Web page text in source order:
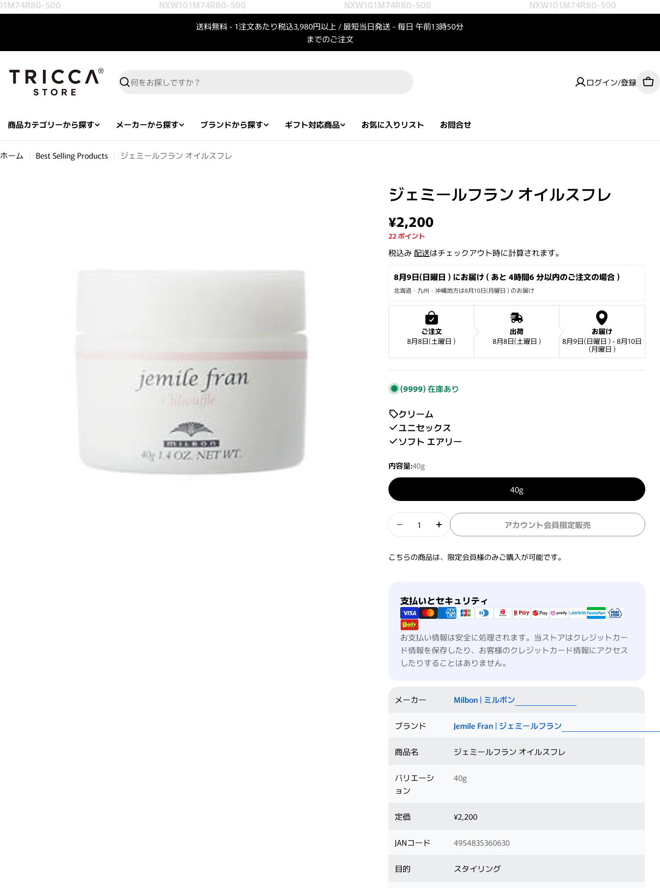
コンテンツへスキップ
500 NXW101M74R80-500 NXW101M74R80-500 NXW101M74R80-500
送料無料 - 1注文あたり税込3,980円以上 / 最短当日発送 - 毎日 午前13時50分
までのご注文
検索 ログイン/登録 カ
商品カテゴリーから探す メーカーから探す ブランドから探す ギフト対応商品 お気に入りリスト お問合せ
ホーム Best Selling Products
ジェミールフラン オイルスフレ
ジェミールフラン オイルスフレ
通常価格
¥2,200
22ポイント
税込み配送はチェックアウト時に計算されます。
8月9日(日曜日 ) にお届け ( あと 4時間6 分以内のご注文の場合 )
北海道・九州・沖縄地方は8月10日(月曜日 ) のお届け
ご注文
8月8日(土曜日 )
出荷
8月8日(土曜日 )
お届け
8月9日(日曜日 ) - 8月10日
(月曜日 )
(9999)在庫あり
クリーム
ユニセックス
ソフト エアリー
内容量:40g
40g
数量
ジェミールフラン オイルスフレの数量を減らす
ジェミールフラン オイルスフレの数量を増やす
アカウント会員限定販売
こちらの商品は、限定会員様のみご購入が可能です。
支払いとセキュリティ
支払い方法
お支払い情報は安全に処理されます。当ストアはクレジットカー
ド情報を保存したり、お客様のクレジットカード情報にアクセス
したりすることはありません。
メーカー Milbon | ミルボン
ブランド Jemile Fran | ジェミールフラン
商品名 ジェミールフラン オイルスフレ
バリエーシ
ョン
40g
定価 ¥2,200
JANコード 4954835360630
目的 スタイリング